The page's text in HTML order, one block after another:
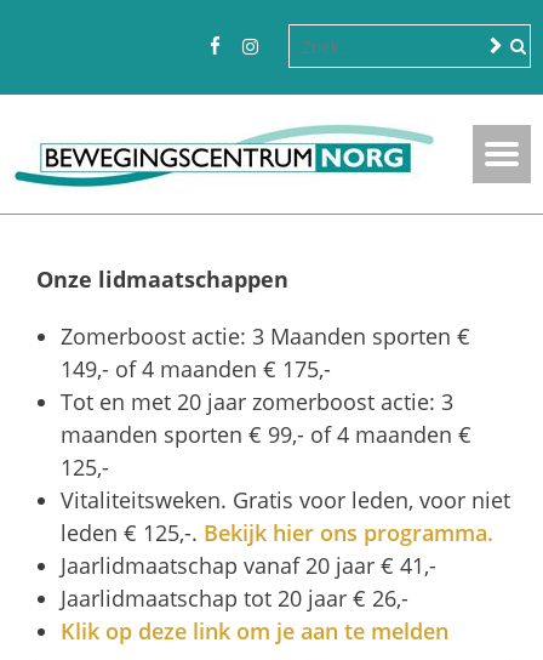
Onze lidmaatschappen
Zomerboost actie: 3 Maanden sporten €
149,- of 4 maanden € 175,-
Tot en met 20 jaar zomerboost actie: 3
maanden sporten € 99,- of 4 maanden €
125,-
Vitaliteitsweken. Gratis voor leden, voor niet
leden € 125,-. Bekijk hier ons programma.
Jaarlidmaatschap vanaf 20 jaar € 41,-
Jaarlidmaatschap tot 20 jaar € 26,-
Klik op deze link om je aan te melden